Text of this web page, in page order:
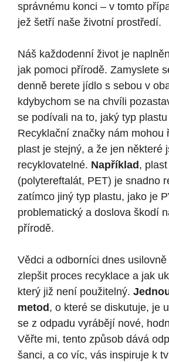
správnému konci – v tomto
jež šetří naše životní prostředí.
Náš každodenní život je
jak pomoci přírodě. Zamyslete
denně berete jídlo s sebou v
kdybychom se na chvíli
se podívali na to, jaký typ
Recyklační značky nám mohou
plast je stejný, a že jen některé
recyklovatelné. Například ,
(polytereftalát, PET) je snadno
zatímco jiný typ plastu, jako je
problematický a doslova škodí
přírodě.
Vědci a odborníci dnes
zlepšit proces recyklace a jak
který již není použitelný.
metod , o které se diskutuje, je
se z odpadu vyrábějí nové,
Věřte mi, tento způsob dává
šanci, a co víc, vás inspiruje k